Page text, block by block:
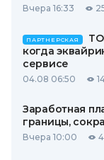
Вчера 16:33
ПАРТНЕРСКАЯ
когда
сервисе
04.08 06:50
Заработная
границы,
Вчера 10:00